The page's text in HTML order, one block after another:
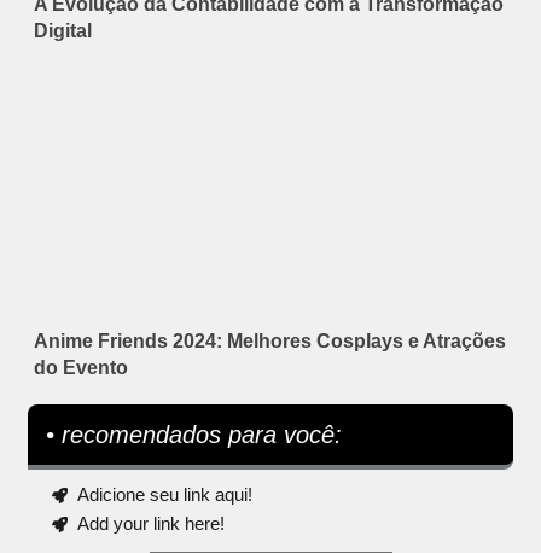
A Evolução da Contabilidade com a Transformação
Digital
Anime Friends 2024: Melhores Cosplays e Atrações
do Evento
• recomendados para você:
Adicione seu link aqui!
Add your link here!